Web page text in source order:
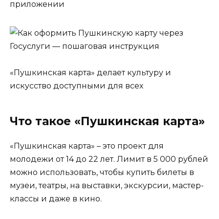
приложении
«Пушкинская карта» делает культуру и
искусство доступными для всех
Что такое «Пушкинская карта»
«Пушкинская карта» – это проект для
молодежи от 14 до 22 лет. Лимит в 5 000 рублей
можно использовать, чтобы купить билеты в
музеи, театры, на выставки, экскурсии, мастер-
классы и даже в кино.